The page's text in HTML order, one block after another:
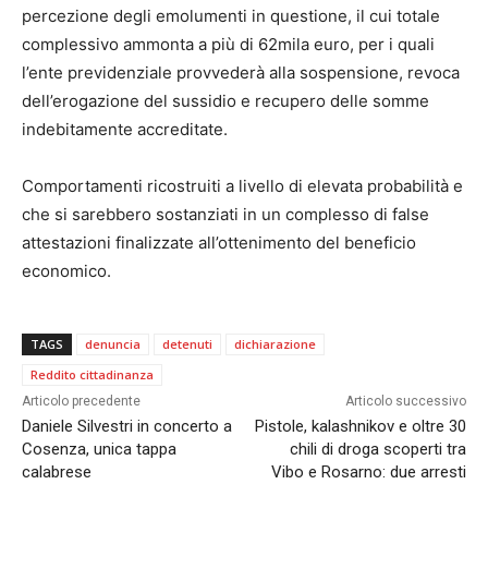
percezione degli emolumenti in questione, il cui totale
complessivo ammonta a più di 62mila euro, per i quali
l’ente previdenziale provvederà alla sospensione, revoca
dell’erogazione del sussidio e recupero delle somme
indebitamente accreditate.
Comportamenti ricostruiti a livello di elevata probabilità e
che si sarebbero sostanziati in un complesso di false
attestazioni finalizzate all’ottenimento del beneficio
economico.
TAGS denuncia detenuti
dichiarazione
Reddito cittadinanza
Articolo precedente
Daniele Silvestri in concerto a
Cosenza, unica tappa
calabrese
Articolo successivo
Pistole, kalashnikov e oltre 30
chili di droga scoperti tra
Vibo e Rosarno: due arresti